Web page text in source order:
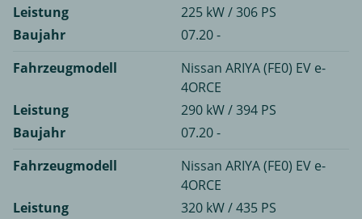
Leistung
225 kW / 306 PS
Baujahr
07.20 -
Fahrzeugmodell
Nissan ARIYA (FE0) EV e-
4ORCE
Leistung
290 kW / 394 PS
Baujahr
07.20 -
Fahrzeugmodell
Nissan ARIYA (FE0) EV e-
4ORCE
Leistung
320 kW / 435 PS